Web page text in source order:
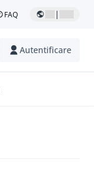
FAQ |
Autentificare